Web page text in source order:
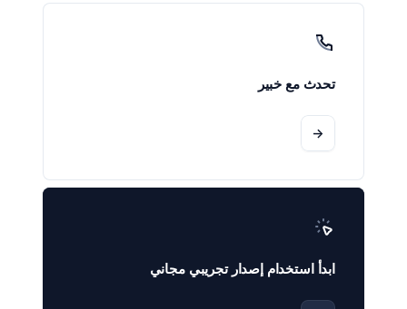
تحدث مع خبير
->
ابدأ استخدام إصدار تجريبي مجاني